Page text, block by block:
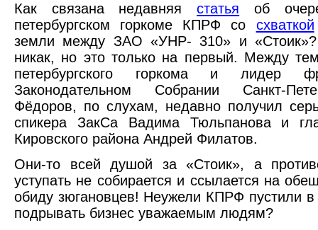
Как связана недавняястатья об
петербургском горкоме КПРФ со схваткой
земли между ЗАО «УНР- 310» и
никак, но это только на первый. Между
петербургского горкома и лидер
Законодательном Собрании Санкт-
Фёдоров, по слухам, недавно получил
спикера ЗакСа Вадима Тюльпанова и
Кировского района Андрей Филатов.
Они-то всей душой за «Стоик», а
уступать не собирается и ссылается на
обиду зюгановцев! Неужели КПРФ пустили
подрывать бизнес уважаемым людям?